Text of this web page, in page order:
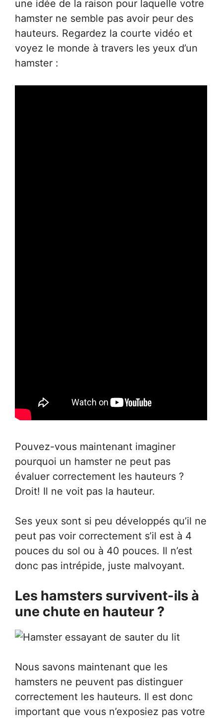
une idée de la raison pour laquelle votre
hamster ne semble pas avoir peur des
hauteurs. Regardez la courte vidéo et
voyez le monde à travers les yeux d’un
hamster :
Pouvez-vous maintenant imaginer
pourquoi un hamster ne peut pas
évaluer correctement les hauteurs ?
Droit! Il ne voit pas la hauteur.
Ses yeux sont si peu développés qu’il ne
peut pas voir correctement s’il est à 4
pouces du sol ou à 40 pouces. Il n’est
donc pas intrépide, juste malvoyant.
Les hamsters survivent-ils à
une chute en hauteur ?
Nous savons maintenant que les
hamsters ne peuvent pas distinguer
correctement les hauteurs. Il est donc
important que vous n’exposiez pas votre